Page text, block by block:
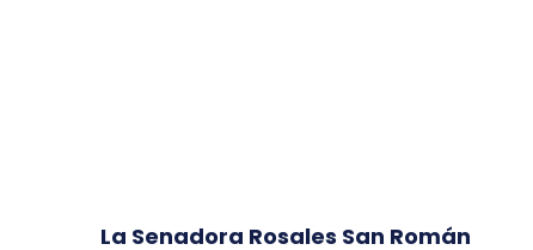
La Senadora Rosales San Román